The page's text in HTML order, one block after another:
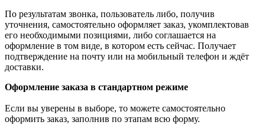
По результатам звонка, пользователь либо, получив
уточнения, самостоятельно оформляет заказ, укомплектовав
его необходимыми позициями, либо соглашается на
оформление в том виде, в котором есть сейчас. Получает
подтверждение на почту или на мобильный телефон и ждёт
доставки.
Оформление заказа в стандартном режиме
Если вы уверены в выборе, то можете самостоятельно
оформить заказ, заполнив по этапам всю форму.